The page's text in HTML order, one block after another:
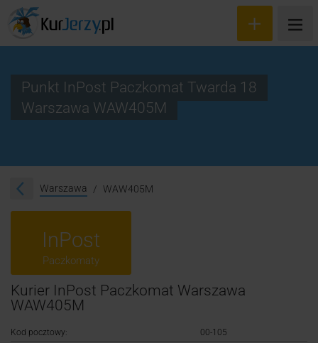
Śledzenie przesyłki
Punkt InPost Paczkomat Twarda 18
Warszawa WAW405M
Warszawa WAW405M
InPost
Paczkomaty
Kurier InPost Paczkomat Warszawa
WAW405M
Kod pocztowy:
00-105